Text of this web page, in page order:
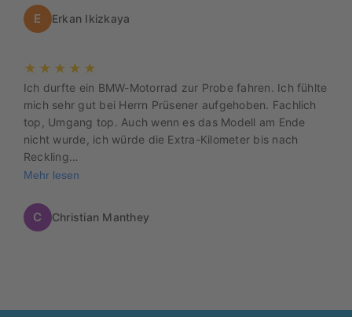
E Erkan Ikizkaya
★★★★★
Ich durfte ein BMW-Motorrad zur Probe fahren. Ich fühlte
mich sehr gut bei Herrn Prüsener aufgehoben. Fachlich
top, Umgang top. Auch wenn es das Modell am Ende
nicht wurde, ich würde die Extra-Kilometer bis nach
Reckling…
Mehr lesen
C Christian Manthey